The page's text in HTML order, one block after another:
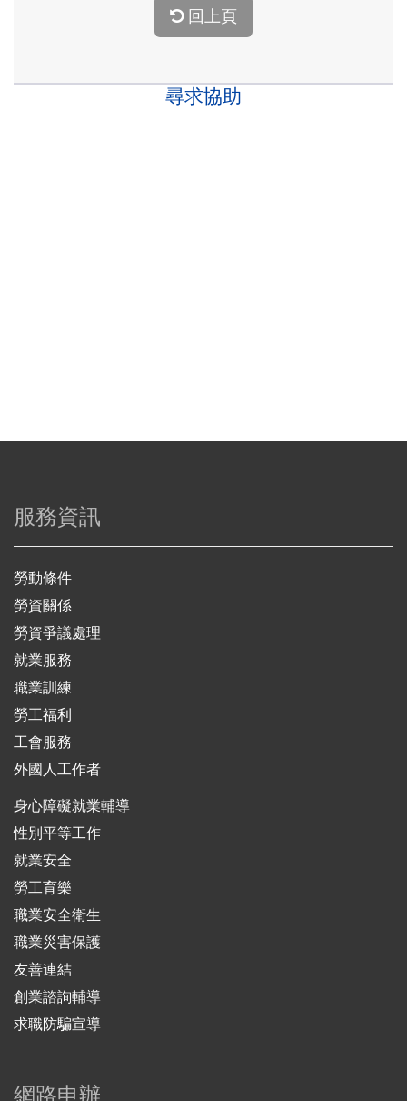
回上頁
尋求協助
服務資訊
勞動條件
勞資關係
勞資爭議處理
就業服務
職業訓練
勞工福利
工會服務
外國人工作者
身心障礙就業輔導
性別平等工作
就業安全
勞工育樂
職業安全衛生
職業災害保護
友善連結
創業諮詢輔導
求職防騙宣導
網路申辦